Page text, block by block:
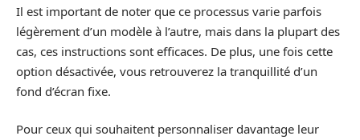
Il est important de noter que ce processus varie parfois
légèrement d’un modèle à l’autre, mais dans la plupart des
cas, ces instructions sont efficaces. De plus, une fois cette
option désactivée, vous retrouverez la tranquillité d’un
fond d’écran fixe.
Pour ceux qui souhaitent personnaliser davantage leur